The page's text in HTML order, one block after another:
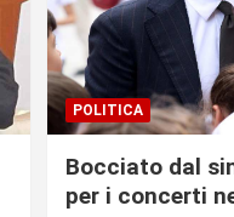
POLITICA
Bocciato dal
per i concerti